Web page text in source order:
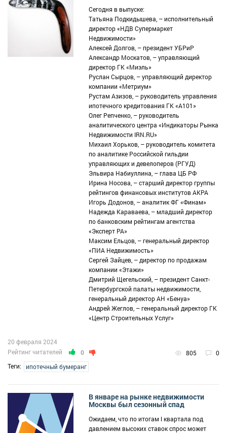
Сегодня в выпуске:
Татьяна Подкидышева, – исполнительный
директор «НДВ Супермаркет
Недвижимости»
Алексей Долгов, – президент УБРиР
Александр Москатов, – управляющий
директор ГК «Миэль»
Руслан Сырцов, – управляющий директор
компании «Метриум»
Рустам Азизов, – руководитель управления
ипотечного кредитования ГК «А101»
Олег Репченко, – руководитель
аналитического центра «Индикаторы Рынка
Недвижимости IRN.RU»
Михаил Хорьков, – руководитель комитета
по аналитике Российской гильдии
управляющих и девелоперов (РГУД)
Эльвира Набиуллина, – глава ЦБ РФ
Ирина Носова, – старший директор группы
рейтингов финансовых институтов АКРА
Игорь Додонов, – аналитик ФГ «Финам»
Надежда Караваева, – младший директор
по банковским рейтингам агентства
«Эксперт РА»
Максим Ельцов, – генеральный директор
«ПИА Недвижимость»
Сергей Зайцев, – директор по продажам
компании «Этажи»
Дмитрий Щегельский, – президент Санкт-
Петербургской палаты недвижимости,
генеральный директор АН «Бенуа»
Андрей Жеглов, – генеральный директор ГК
«Центр Строительных Услуг»
Рейтинг читателей 0 805 0
20 февраля 2024
Теги: ипотечный бумеранг
В январе на рынке недвижимости
Москвы был сезонный спад
Ожидаем, что по итогам l квартала под
давлением высоких ставок спрос может